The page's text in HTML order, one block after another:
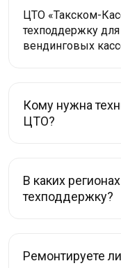
ЦТО «Такском-
техподдержку
вендинговых
Кому нужна
ЦТО?
В каких
техподдержку?
Ремонтируете